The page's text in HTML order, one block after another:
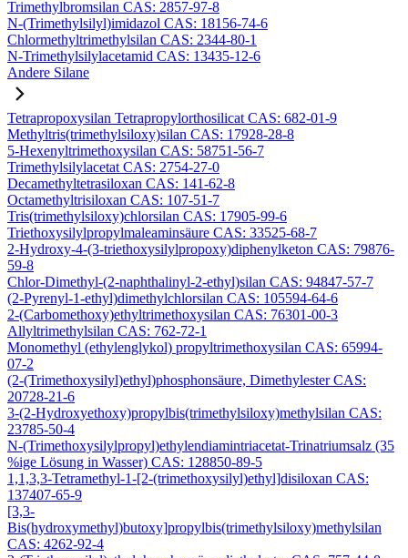
Trimethylbromsilan CAS: 2857-97-8
N-(Trimethylsilyl)imidazol CAS: 18156-74-6
Chlormethyltrimethylsilan CAS: 2344-80-1
N-Trimethylsilylacetamid CAS: 13435-12-6
Andere Silane
Tetrapropoxysilan Tetrapropylorthosilicat CAS: 682-01-9
Methyltris(trimethylsiloxy)silan CAS: 17928-28-8
5-Hexenyltrimethoxysilan CAS: 58751-56-7
Trimethylsilylacetat CAS: 2754-27-0
Decamethyltetrasiloxan CAS: 141-62-8
Octamethyltrisiloxan CAS: 107-51-7
Tris(trimethylsiloxy)chlorsilan CAS: 17905-99-6
Triethoxysilylpropylmaleaminsäure CAS: 33525-68-7
2-Hydroxy-4-(3-triethoxysilylpropoxy)diphenylketon CAS: 79876-
59-8
Chlor-Dimethyl-(2-naphthalinyl-2-ethyl)silan CAS: 94847-57-7
(2-Pyrenyl-1-ethyl)dimethylchlorsilan CAS: 105594-64-6
2-(Carbomethoxy)ethyltrimethoxysilan CAS: 76301-00-3
Allyltrimethylsilan CAS: 762-72-1
Monomethyl (ethylenglykol) propyltrimethoxysilan CAS: 65994-
07-2
(2-(Trimethoxysilyl)ethyl)phosphonsäure, Dimethylester CAS:
20728-21-6
3-(2-Hydroxyethoxy)propylbis(trimethylsiloxy)methylsilan CAS:
23785-50-4
N-(Trimethoxysilylpropyl)ethylendiamintriacetat-Trinatriumsalz (35
%ige Lösung in Wasser) CAS: 128850-89-5
1,1,3,3-Tetramethyl-1-[2-(trimethoxysilyl)ethyl]disiloxan CAS:
137407-65-9
[3,3-
Bis(hydroxymethyl)butoxy]propylbis(trimethylsiloxy)methylsilan
CAS: 4262-92-4